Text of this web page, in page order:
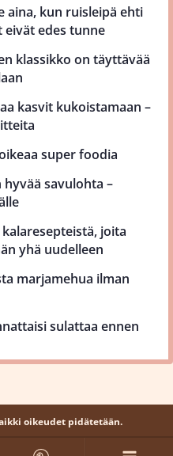
aina, kun ruisleipä ehti
edes tunne
klassikko on täyttävää
kasvit kukoistamaan –
super foodia
savulohta –
joita
yhä uudelleen
marjamehua ilman
sulattaa ennen
oikeudet pidätetään.